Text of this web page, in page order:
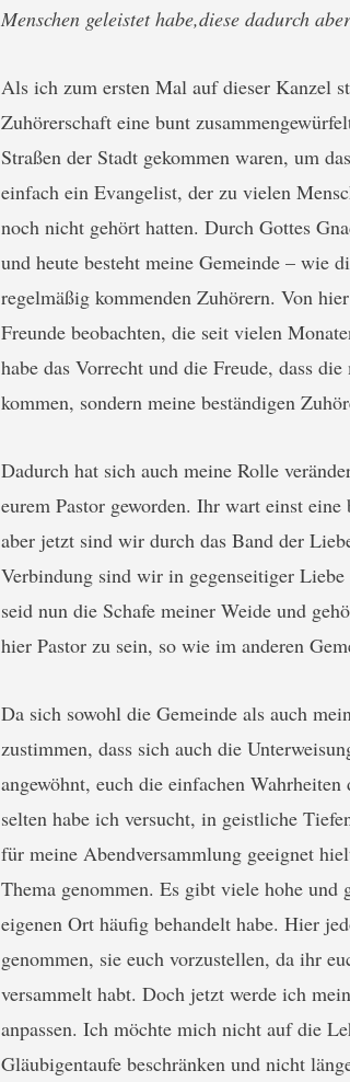
Menschen geleistet habe,diese dadurch
Als ich zum ersten Mal auf dieser Kanzel
Zuhörerschaft eine bunt
Straßen der Stadt gekommen waren, um
einfach ein Evangelist, der zu vielen
noch nicht gehört hatten. Durch Gottes
und heute besteht meine Gemeinde – wie
regelmäßig kommenden Zuhörern. Von
Freunde beobachten, die seit vielen
habe das Vorrecht und die Freude, dass
kommen, sondern meine beständigen
Dadurch hat sich auch meine Rolle
eurem Pastor geworden. Ihr wart einst
aber jetzt sind wir durch das Band der
Verbindung sind wir in gegenseitiger
seid nun die Schafe meiner Weide und
hier Pastor zu sein, so wie im anderen
Da sich sowohl die Gemeinde als auch
zustimmen, dass sich auch die
angewöhnt, euch die einfachen
selten habe ich versucht, in geistliche
für meine Abendversammlung geeignet
Thema genommen. Es gibt viele hohe
eigenen Ort häufig behandelt habe. Hier
genommen, sie euch vorzustellen, da ihr
versammelt habt. Doch jetzt werde ich
anpassen. Ich möchte mich nicht auf die
Gläubigentaufe beschränken und nicht